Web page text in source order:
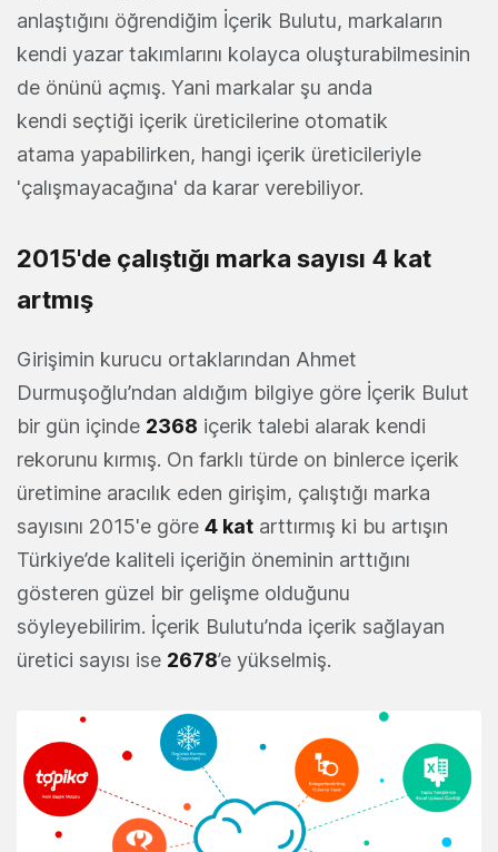
anlaştığını öğrendiğim İçerik Bulutu, markaların
kendi yazar takımlarını kolayca oluşturabilmesinin
de önünü açmış. Yani markalar şu anda
kendi seçtiği içerik üreticilerine otomatik
atama yapabilirken, hangi içerik üreticileriyle
'çalışmayacağına' da karar verebiliyor.
2015'de çalıştığı marka sayısı 4 kat
artmış
Girişimin kurucu ortaklarından Ahmet
Durmuşoğlu’ndan aldığım bilgiye göre İçerik Bulut
bir gün içinde 2368 içerik talebi alarak kendi
rekorunu kırmış. On farklı türde on binlerce içerik
üretimine aracılık eden girişim, çalıştığı marka
sayısını 2015'e göre 4 kat arttırmış ki bu artışın
Türkiye’de kaliteli içeriğin öneminin arttığını
gösteren güzel bir gelişme olduğunu
söyleyebilirim. İçerik Bulutu’nda içerik sağlayan
üretici sayısı ise 2678’e yükselmiş.